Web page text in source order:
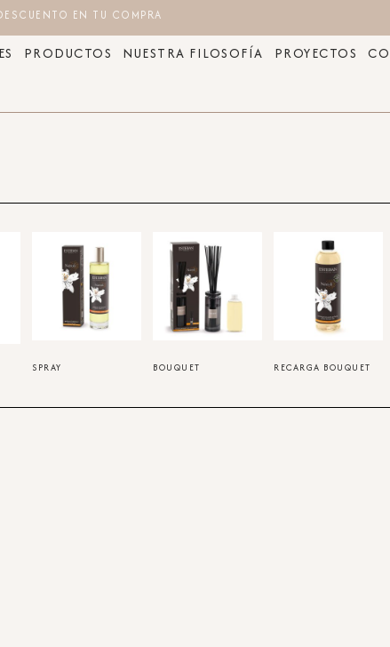
EN TU COMPRA
PRODUCTOS NUESTRA FILOSOFÍA PROYECTOS
SPRAY BOUQUET
RECARGA BOUQUET